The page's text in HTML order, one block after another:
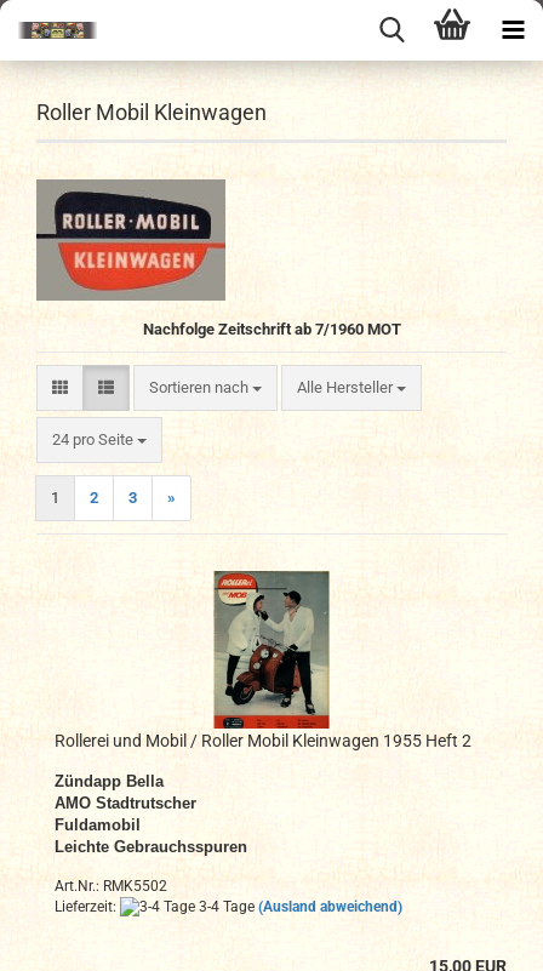
Roller Mobil Kleinwagen
Nachfolge Zeitschrift ab 7/1960 MOT
Sortieren nach
Sortieren nach Alle Hersteller
24 pro Seite
pro Seite
1 2 3 »
Rollerei und Mobil / Roller Mobil Kleinwagen 1955 Heft 2
Zündapp Bella
AMO Stadtrutscher
Fuldamobil
Leichte Gebrauchsspuren
Art.Nr.: RMK5502
Lieferzeit:
3-4 Tage (Ausland abweichend)
15,00 EUR